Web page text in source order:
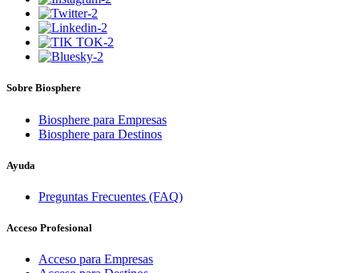
Sobre Biosphere
Biosphere para Empresas
Biosphere para Destinos
Ayuda
Preguntas Frecuentes (FAQ)
Acceso Profesional
Acceso para Empresas